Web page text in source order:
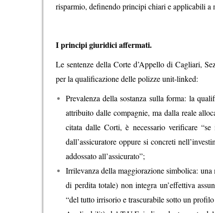
risparmio, definendo principi chiari e applicabili a
I principi giuridici affermati.
Le sentenze della Corte d’Appello di Cagliari,
per la qualificazione delle polizze unit-linked:
Prevalenza della sostanza sulla forma: la
attribuito dalle compagnie, ma dalla reale
citata dalle Corti, è necessario verificare
dall’assicuratore oppure si concreti
addossato all’assicurato”;
Irrilevanza della maggiorazione simbolica:
di perdita totale) non integra un’effettiva
“del tutto irrisorio e trascurabile sotto un